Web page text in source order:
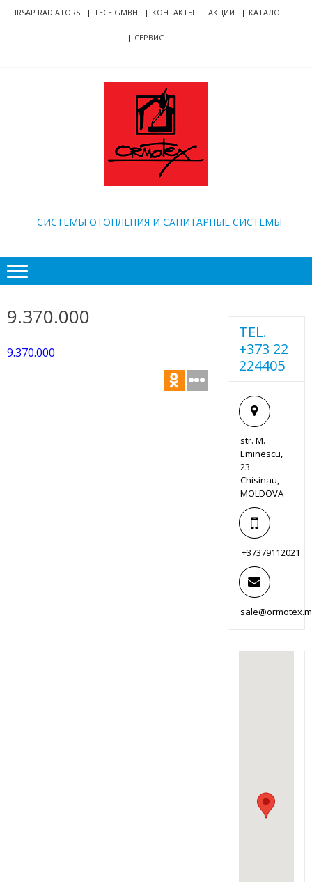
Skip
SkipIRSAP RADIATORS TECE GMBH КОНТАКТЫ АКЦИИ КАТАЛОГ
СЕРВИС
CИСТЕМЫ ОТОПЛЕНИЯ И САНИТАРНЫЕ СИСТЕМЫ
9.370.000
9.370.000
TEL.
+373 22
224405
str. M.
Eminescu,
23
Chisinau,
MOLDOVA
+37379112021